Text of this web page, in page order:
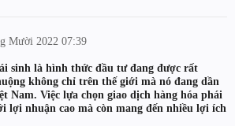
Mười 2022 07:39
sinh là hình thức đầu tư đang được rất
không chỉ trên thế giới mà nó đang dần
Nam. Việc lựa chọn giao dịch hàng hóa phái
lợi nhuận cao mà còn mang đến nhiều lợi ích